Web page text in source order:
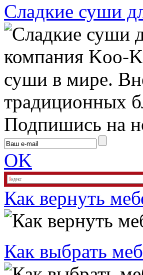
Сладкие суши
компания Koo-
суши в мире.
традиционных
Подпишись на
OK
Как вернуть
Как выбрать